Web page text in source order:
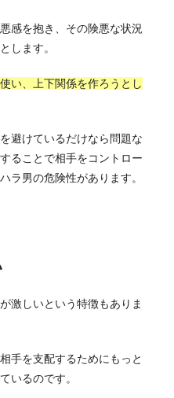
感を抱き、その険悪な状況
します。
い、上下関係を作ろうとし
避けているだけなら問題な
ることで相手をコントロー
ラ男の危険性があります。
激しいという特徴もありま
手を支配するためにもっと
いるのです。